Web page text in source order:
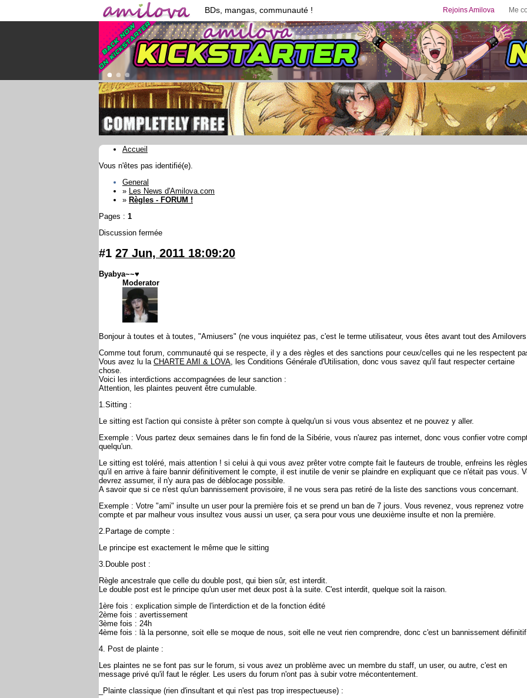
BDs, mangas, communauté ! Me
Rejoins Amilova
Accueil
Vous n'êtes pas identifié(e).
General
» Les News d'Amilova.com
» Règles - FORUM !
Pages : 1
Discussion fermée
#1 27 Jun, 2011 18:09:20
Byabya~~♥
Moderator
Bonjour à toutes et à toutes, "Amiusers" (ne vous inquiétez pas, c'est le terme utilisateur, vous êtes avant tout des
Comme tout forum, communauté qui se respecte, il y a des règles et des sanctions pour ceux/celles qui ne les respectent
Vous avez lu la CHARTE AMI & LOVA, les Conditions Générale d'Utilisation, donc vous savez qu'il faut respecter certaine
chose.
Voici les interdictions accompagnées de leur sanction :
Attention, les plaintes peuvent être cumulable.
1.Sitting :
Le sitting est l'action qui consiste à prêter son compte à quelqu'un si vous vous absentez et ne pouvez y aller.
Exemple : Vous partez deux semaines dans le fin fond de la Sibérie, vous n'aurez pas internet, donc vous confier votre
quelqu'un.
Le sitting est toléré, mais attention ! si celui à qui vous avez prêter votre compte fait le fauteurs de trouble, enfreins les
qu'il en arrive à faire bannir définitivement le compte, il est inutile de venir se plaindre en expliquant que ce n'était pas vous.
devrez assumer, il n'y aura pas de déblocage possible.
A savoir que si ce n'est qu'un bannissement provisoire, il ne vous sera pas retiré de la liste des sanctions vous concernant.
Exemple : Votre "ami" insulte un user pour la première fois et se prend un ban de 7 jours. Vous revenez, vous reprenez votre
compte et par malheur vous insultez vous aussi un user, ça sera pour vous une deuxième insulte et non la première.
2.Partage de compte :
Le principe est exactement le même que le sitting
3.Double post :
Règle ancestrale que celle du double post, qui bien sûr, est interdit.
Le double post est le principe qu'un user met deux post à la suite. C'est interdit, quelque soit la raison.
1ère fois : explication simple de l'interdiction et de la fonction édité
2ème fois : avertissement
3ème fois : 24h
4ème fois : là la personne, soit elle se moque de nous, soit elle ne veut rien comprendre, donc c'est un bannissement
4. Post de plainte :
Les plaintes ne se font pas sur le forum, si vous avez un problème avec un membre du staff, un user, ou autre, c'est en
message privé qu'il faut le régler. Les users du forum n'ont pas à subir votre mécontentement.
_Plainte classique (rien d'insultant et qui n'est pas trop irrespectueuse) :